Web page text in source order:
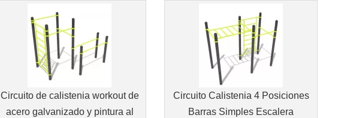
Circuito de calistenia workout de
acero galvanizado y pintura al
Circuito Calistenia 4 Posiciones
Barras Simples Escalera